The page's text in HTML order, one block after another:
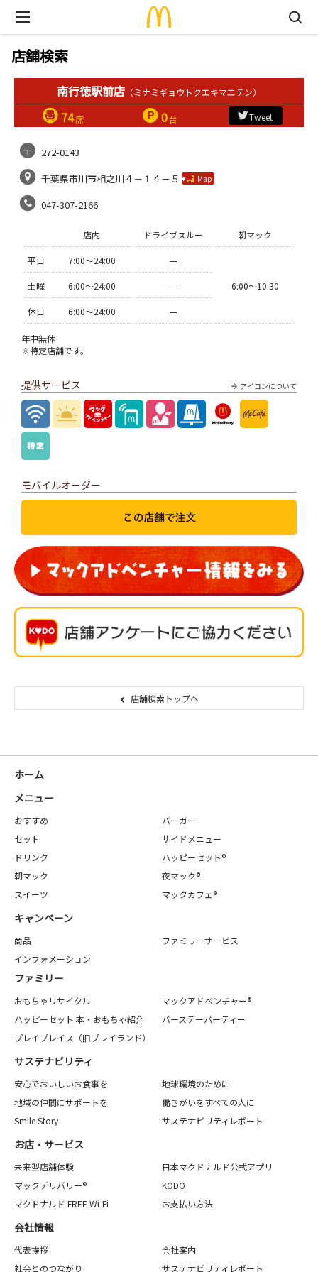
店舗検索
南行徳駅前店 （ミナミギョウトクエキマエテン）
74席 0台 Tweet
272-0143
千葉県市川市相之川４－１４－５
Map
047-307-2166
店内 ドライブスルー 朝マック
平日 7:00〜24:00 —
6:00〜10:30
土曜 6:00〜24:00 —
休日 6:00〜24:00 —
年中無休
※特定店舗です。
アイコンについて
提供サービス
モバイルオーダー
店舗検索トップへ
ホーム
メニュー
おすすめ
バーガー
セット
サイドメニュー
ドリンク
ハッピーセット®
朝マック
夜マック®
スイーツ
マックカフェ®
キャンペーン
商品
ファミリーサービス
インフォメーション
ファミリー
おもちゃリサイクル
マックアドベンチャー®
ハッピーセット 本・おもちゃ紹介
バースデーパーティー
プレイプレイス（旧プレイランド）
サステナビリティ
安心でおいしいお食事を
地球環境のために
地域の仲間にサポートを
働きがいをすべての人に
Smile Story
サステナビリティレポート
お店・サービス
未来型店舗体験
日本マクドナルド公式アプリ
マックデリバリー®
KODO
マクドナルド FREE Wi-Fi
お支払い方法
会社情報
代表挨拶
会社案内
社会とのつながり
サステナビリティレポート